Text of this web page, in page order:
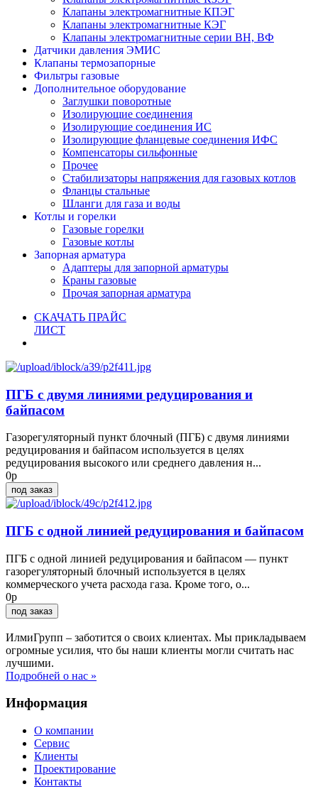
Клапаны электромагнитные КПЭГ
Клапаны электромагнитные КЭГ
Клапаны электромагнитные серии ВН, ВФ
Датчики давления ЭМИС
Клапаны термозапорные
Фильтры газовые
Дополнительное оборудование
Заглушки поворотные
Изолирующие соединения
Изолирующие соединения ИС
Изолирующие фланцевые соединения ИФС
Компенсаторы сильфонные
Прочее
Стабилизаторы напряжения для газовых котлов
Фланцы стальные
Шланги для газа и воды
Котлы и горелки
Газовые горелки
Газовые котлы
Запорная арматура
Адаптеры для запорной арматуры
Краны газовые
Прочая запорная арматура
СКАЧАТЬ ПРАЙС
ЛИСТ
ПГБ с двумя линиями редуцирования и
байпасом
Газорегуляторный пункт блочный (ПГБ) с двумя линиями
редуцирования и байпасом используется в целях
редуцирования высокого или среднего давления н...
0р
под заказ
ПГБ с одной линией редуцирования и байпасом
ПГБ с одной линией редуцирования и байпасом — пункт
газорегуляторный блочный используется в целях
коммерческого учета расхода газа. Кроме того, о...
0р
под заказ
ИлмиГрупп – заботится о своих клиентах. Мы прикладываем
огромные усилия, что бы наши клиенты могли считать нас
лучшими.
Подробней о нас »
Информация
О компании
Сервис
Клиенты
Проектирование
Контакты